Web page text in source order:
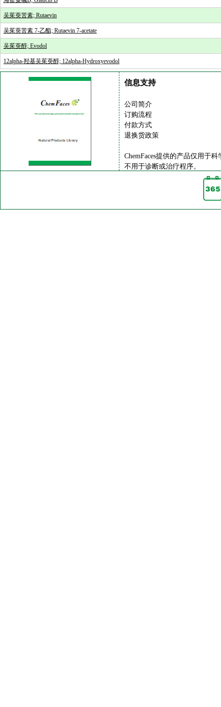
吴茱萸苦素; Rutaevin
吴茱萸苦素 7-乙酯; Rutaevin 7-acetate
吴茱萸醇; Evodol
12alpha-羟基吴茱萸醇; 12alpha-Hydroxyevodol
信息支持
公司简介
订购流程
付款方式
退换货政策
ChemFaces提供的产品仅用于
不用于诊断或治疗程序。